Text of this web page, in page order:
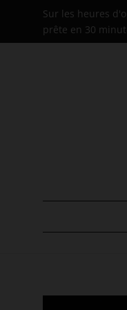
Sur les heures
prête en 30